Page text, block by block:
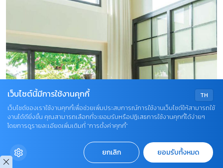
TH
เว็บไซต์นี้มีการใช้งานคุกกี้
เว็บไซต์ของเราใช้งานคุกกี้เพื่อช่วยเพิ่มประสบการณ์การใช้งานเว็บไซต์ให้สามารถใช้
งานได้ดียิ่งขึ้น คุณสามารถเลือกที่จะยอมรับหรือปฏิเสธการใช้งานคุกกี้ได้ง่ายๆ
โดยการดูรายละเอียดเพิ่มเติมที่ “การตั้งค่าคุกกี้”
ยกเลิก ยอมรับทั้งหมด